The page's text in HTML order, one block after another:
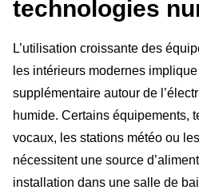
technologies
L’utilisation croissante des
les intérieurs modernes
supplémentaire autour de
humide. Certains équipements,
vocaux, les stations météo ou
nécessitent une source
installation dans une salle de